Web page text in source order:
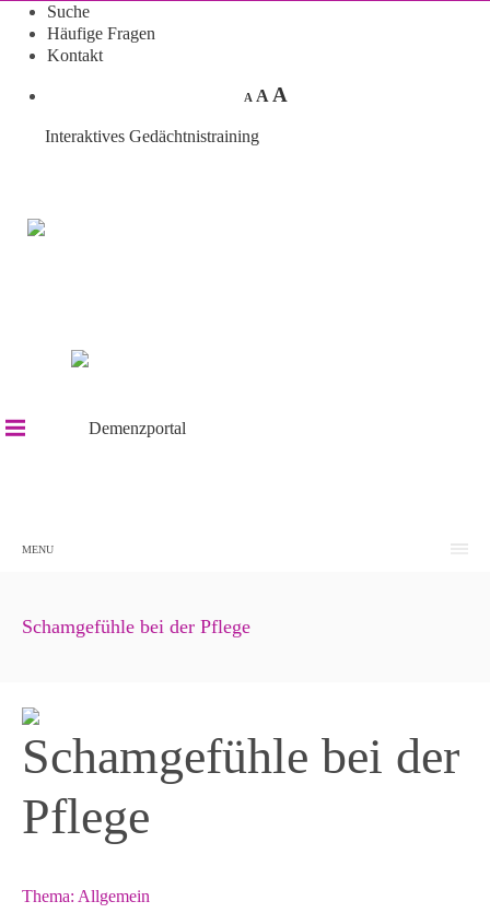
Suche
Häufige Fragen
Kontakt
A A A
Interaktives Gedächtnistraining
MENU
Schamgefühle bei der Pflege
Schamgefühle bei der
Pflege
Thema: Allgemein